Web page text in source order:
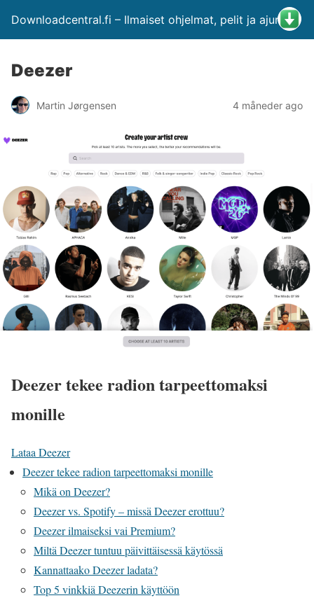
Downloadcentral.fi – Ilmaiset ohjelmat, pelit ja ajurit
Deezer
Martin Jørgensen 4 måneder ago
Deezer tekee radion tarpeettomaksi
monille
Lataa Deezer
Deezer tekee radion tarpeettomaksi monille
Mikä on Deezer?
Deezer vs. Spotify – missä Deezer erottuu?
Deezer ilmaiseksi vai Premium?
Miltä Deezer tuntuu päivittäisessä käytössä
Kannattaako Deezer ladata?
Top 5 vinkkiä Deezerin käyttöön